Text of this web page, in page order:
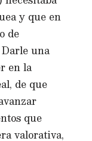
y que en
de
una
en la
de que
que
valorativa,